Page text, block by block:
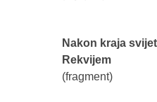
Nakon kraja
Rekvijem
(fragment)